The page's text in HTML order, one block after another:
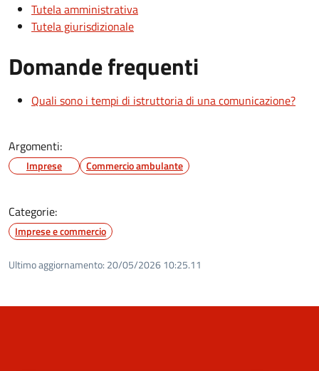
Tutela amministrativa
Tutela giurisdizionale
Domande frequenti
Quali sono i tempi di istruttoria di una comunicazione?
Argomenti:
Imprese Commercio ambulante
Categorie:
Imprese e commercio
Ultimo aggiornamento: 20/05/2026 10:25.11